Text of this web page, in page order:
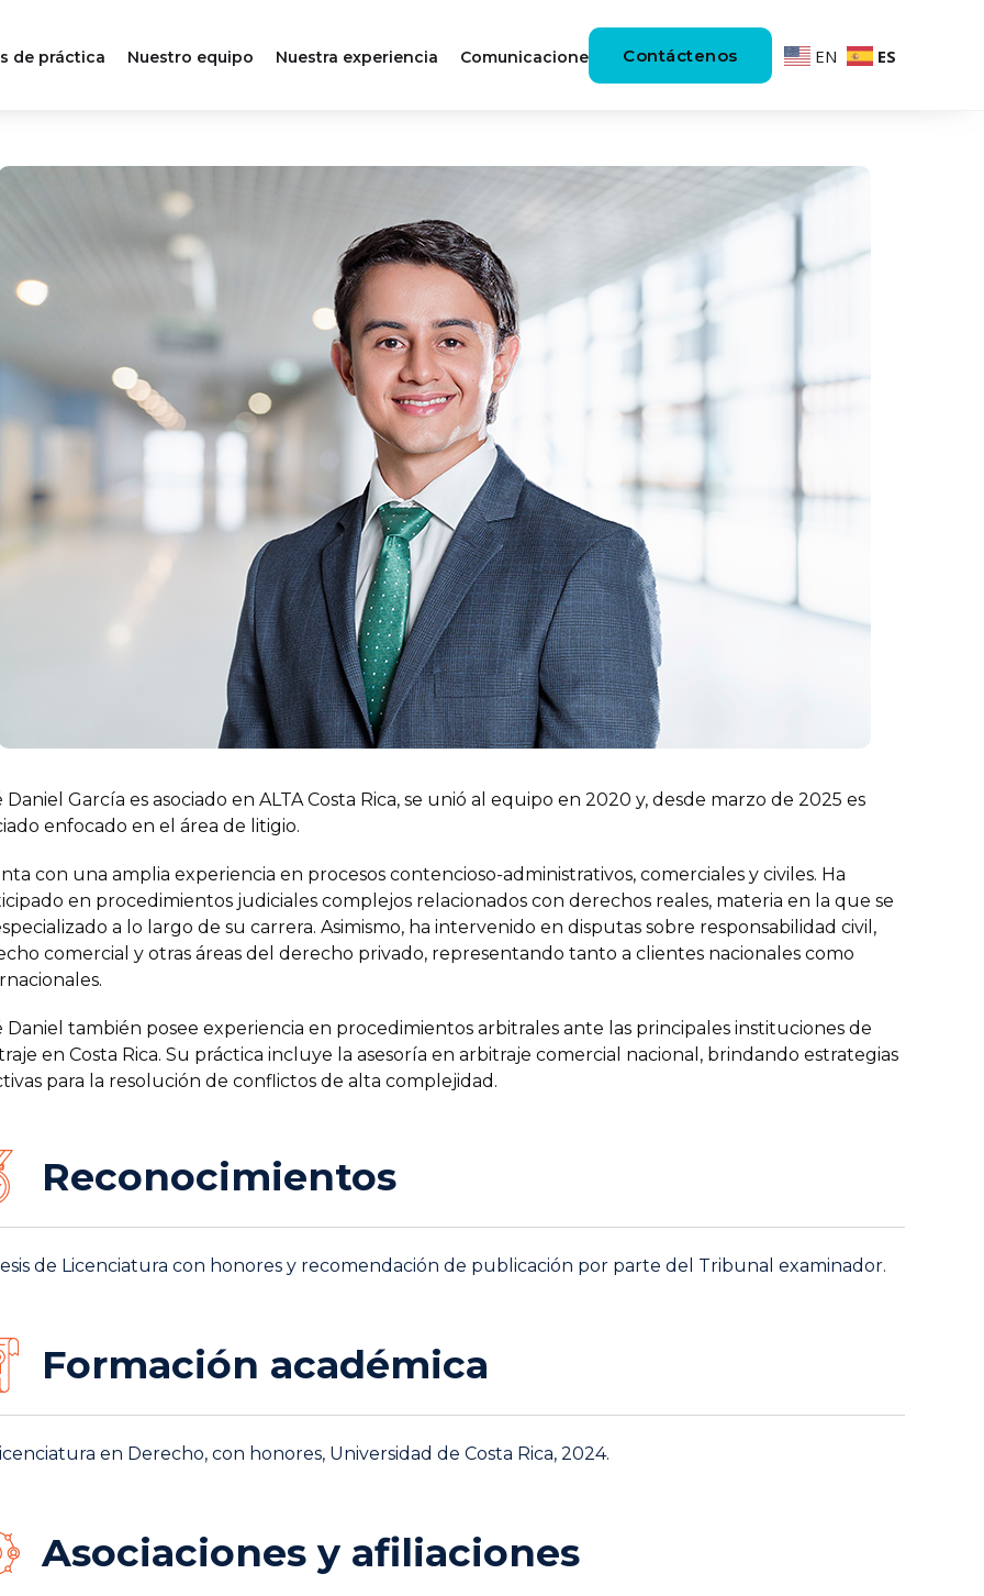
de práctica Nuestro equipo Nuestra experiencia Comunicaciones Contáctenos EN ES
Daniel García es asociado en ALTA Costa Rica, se unió al equipo en 2020 y, desde marzo de 2025 es
enfocado en el área de litigio.
con una amplia experiencia en procesos contencioso-administrativos, comerciales y civiles. Ha
en procedimientos judiciales complejos relacionados con derechos reales, materia en la que se
a lo largo de su carrera. Asimismo, ha intervenido en disputas sobre responsabilidad civil,
comercial y otras áreas del derecho privado, representando tanto a clientes nacionales como
Daniel también posee experiencia en procedimientos arbitrales ante las principales instituciones de
en Costa Rica. Su práctica incluye la asesoría en arbitraje comercial nacional, brindando estrategias
para la resolución de conflictos de alta complejidad.
Reconocimientos
de Licenciatura con honores y recomendación de publicación por parte del Tribunal examinador.
Formación académica
en Derecho, con honores, Universidad de Costa Rica, 2024.
Asociaciones y afiliaciones